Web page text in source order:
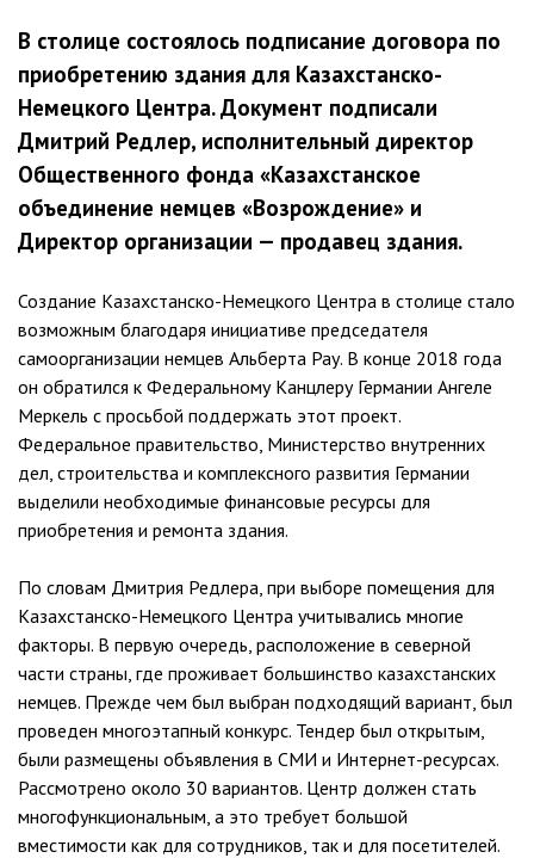
В столице состоялось подписание договора по
приобретению здания для Казахстанско-
Немецкого Центра. Документ подписали
Дмитрий Редлер, исполнительный директор
Общественного фонда «Казахстанское
объединение немцев «Возрождение» и
Директор организации — продавец здания.
Создание Казахстанско-Немецкого Центра в столице стало
возможным благодаря инициативе председателя
самоорганизации немцев Альберта Рау. В конце 2018 года
он обратился к Федеральному Канцлеру Германии Ангеле
Меркель с просьбой поддержать этот проект.
Федеральное правительство, Министерство внутренних
дел, строительства и комплексного развития Германии
выделили необходимые финансовые ресурсы для
приобретения и ремонта здания.
По словам Дмитрия Редлера, при выборе помещения для
Казахстанско-Немецкого Центра учитывались многие
факторы. В первую очередь, расположение в северной
части страны, где проживает большинство казахстанских
немцев. Прежде чем был выбран подходящий вариант, был
проведен многоэтапный конкурс. Тендер был открытым,
были размещены объявления в СМИ и Интернет-ресурсах.
Рассмотрено около 30 вариантов. Центр должен стать
многофункциональным, а это требует большой
вместимости как для сотрудников, так и для посетителей.